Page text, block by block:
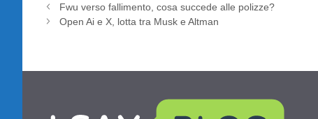
Fwu verso fallimento, cosa succede alle polizze?
Open Ai e X, lotta tra Musk e Altman